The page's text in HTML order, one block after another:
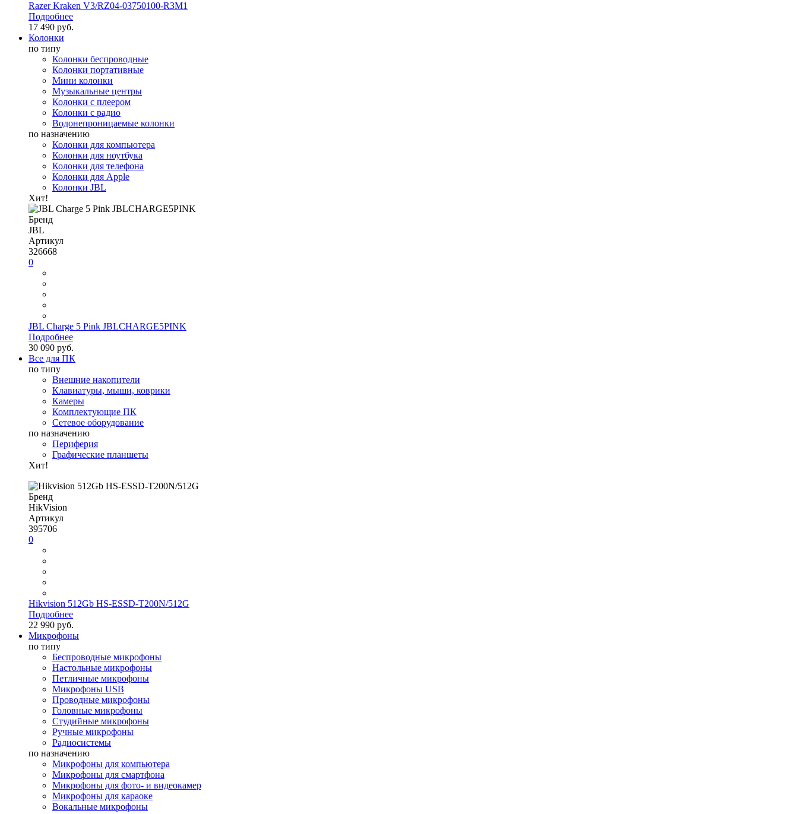
Razer Kraken V3/RZ04-03750100-R3M1
Подробнее
17 490 руб.
Колонки
по типу
Колонки беспроводные
Колонки портативные
Мини колонки
Музыкальные центры
Колонки с плеером
Колонки с радио
Водонепроницаемые колонки
по назначению
Колонки для компьютера
Колонки для ноутбука
Колонки для телефона
Колонки для Apple
Колонки JBL
Хит!
Бренд
JBL
Артикул
326668
0
JBL Charge 5 Pink JBLCHARGE5PINK
Подробнее
30 090 руб.
Все для ПК
по типу
Внешние накопители
Клавиатуры, мыши, коврики
Камеры
Комплектующие ПК
Сетевое оборудование
по назначению
Периферия
Графические планшеты
Хит!
Бренд
HikVision
Артикул
395706
0
Hikvision 512Gb HS-ESSD-T200N/512G
Подробнее
22 990 руб.
Микрофоны
по типу
Беспроводные микрофоны
Настольные микрофоны
Петличные микрофоны
Микрофоны USB
Проводные микрофоны
Головные микрофоны
Студийные микрофоны
Ручные микрофоны
Радиосистемы
по назначению
Микрофоны для компьютера
Микрофоны для смартфона
Микрофоны для фото- и видеокамер
Микрофоны для караоке
Вокальные микрофоны